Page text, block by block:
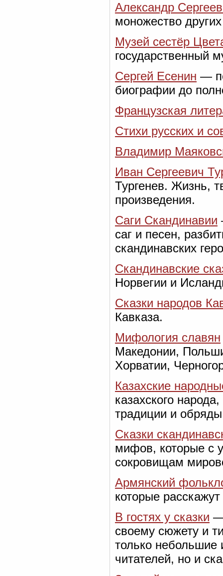
Александр
моножество
Музей сестёр
государственный
Сергей Есенин —
биографии до
Французская
Стихи русских и
Владимир
Иван Сергеевич
Тургенев. Жизнь,
произведения.
Саги Скандинавии
саг и песен,
скандинавских
Скандинавские
Норвегии и
Сказки народов
Кавказа.
Мифология славян
Македонии,
Хорватии,
Казахские
казахского
традиции и
Сказки
мифов, которые с
сокровищам
Армянский
которые
В гостях у сказки —
своему сюжету и
только небольшие
читателей, но и